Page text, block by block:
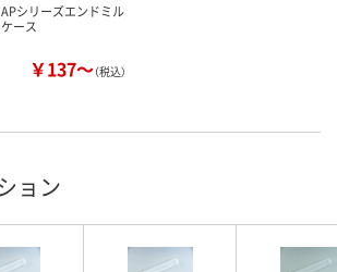
APシリーズエンドミル
ケース
￥137～（税込）
ョン